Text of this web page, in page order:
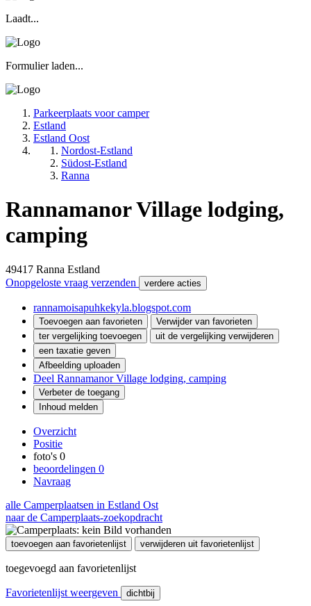
Laadt...
Formulier laden...
Parkeerplaats voor camper
Estland
Estland Oost
Nordost-Estland
Südost-Estland
Ranna
Rannamanor Village lodging,
camping
49417 Ranna Estland
Onopgeloste vraag verzenden
verdere acties
rannamoisapuhkekyla.blogspot.com
Toevoegen aan favorieten
Verwijder van favorieten
ter vergelijking toevoegen
uit de vergelijking verwijderen
een taxatie geven
Afbeelding uploaden
Deel Rannamanor Village lodging, camping
Verbeter de toegang
Inhoud melden
Overzicht
Positie
foto's 0
beoordelingen 0
Navraag
alle Camperplaatsen in Estland Ost
naar de Camperplaats-zoekopdracht
toevoegen aan favorietenlijst verwijderen uit favorietenlijst
toegevoegd aan favorietenlijst
Favorietenlijst weergeven dichtbij